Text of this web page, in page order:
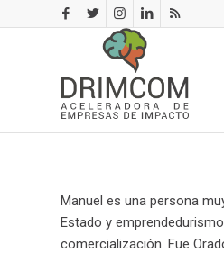
Manuel es una persona
Estado y
comercialización. Fue